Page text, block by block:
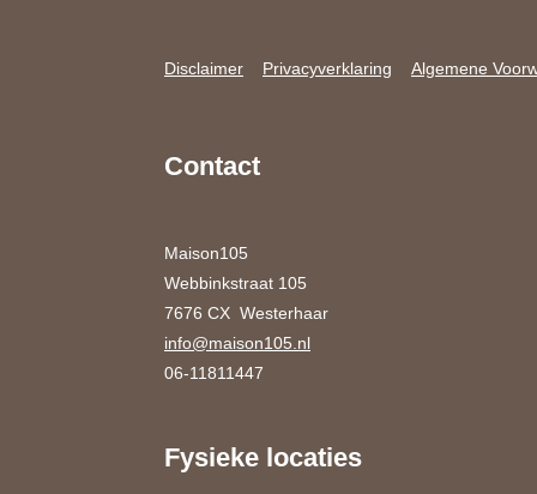
Disclaimer Privacyverklaring Algemene
Contact
Maison105
Webbinkstraat 105
7676 CX Westerhaar
info@maison105.nl
06-11811447
Fysieke locaties